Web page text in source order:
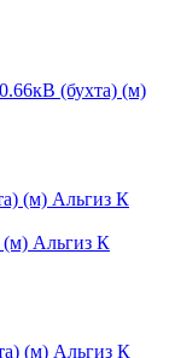
(бухта) (м)
Альгиз К